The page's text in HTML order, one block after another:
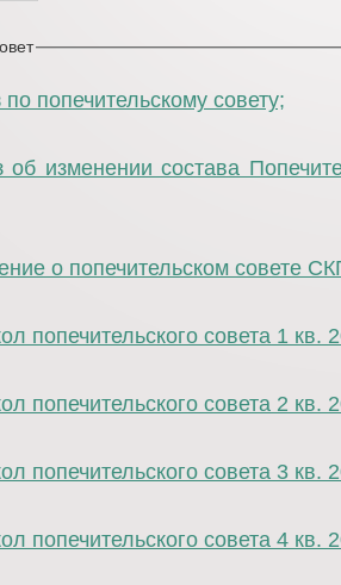
по попечительскому совету;
об изменении состава
о попечительском совете
попечительского совета 1 кв.
попечительского совета 2 кв.
попечительского совета 3 кв.
попечительского совета 4 кв.